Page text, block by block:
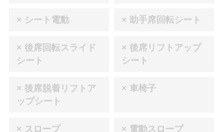
× シート電動 × 助手席回転シート
× 後席回転スライド
シート
× 後席リフトアップ
シート
× 後席脱着リフトア
ップシート
× 車椅子
× スロープ × 電動スロープ